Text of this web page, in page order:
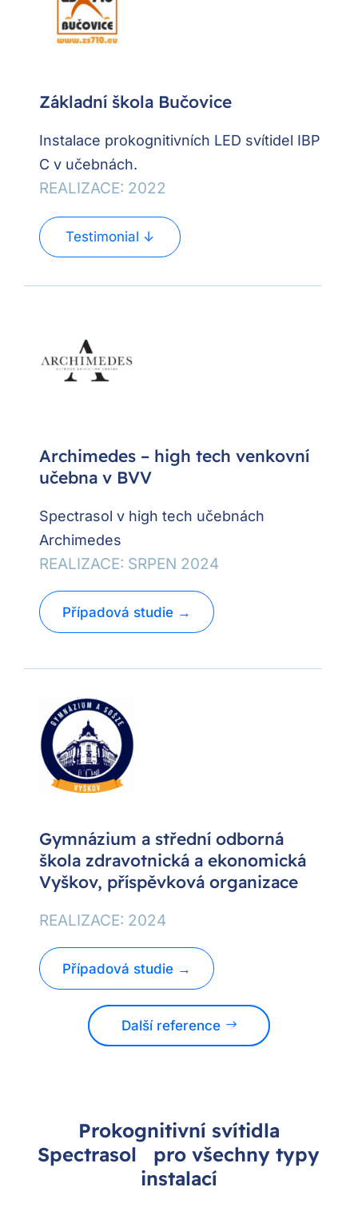
Základní škola Bučovice
Instalace prokognitivních LED svítidel IBP
C v učebnách.
REALIZACE: 2022
Testimonial ↓
Archimedes – high tech venkovní
učebna v BVV
Spectrasol v high tech učebnách
Archimedes
REALIZACE: SRPEN 2024
Případová studie →
Gymnázium a střední odborná
škola zdravotnická a ekonomická
Vyškov, příspěvková organizace
REALIZACE: 2024
Případová studie →
Další reference
Prokognitivní svítidla
Spectrasol pro všechny typy
instalací